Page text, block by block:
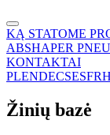
KĄ STATOME
ABSHAPER
KONTAKTAI
PLENDECSESFR
Žinių bazė